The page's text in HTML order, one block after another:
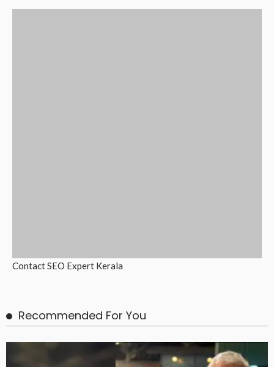
ACHIEVEMENT HEALTH LATEST
Reporter August 8, 2026